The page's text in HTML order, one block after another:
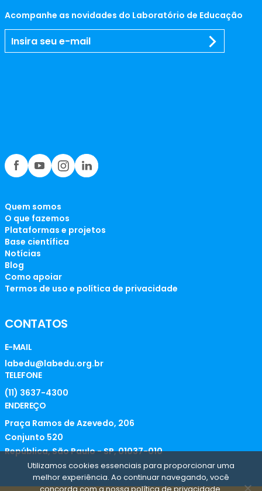
Acompanhe as novidades do Laboratório de Educação
Quem somos
O que fazemos
Plataformas e projetos
Base científica
Notícias
Blog
Como apoiar
Termos de uso e política de privacidade
CONTATOS
E-MAIL
labedu@labedu.org.br
TELEFONE
(11) 3637-4300
ENDEREÇO
Praça Ramos de Azevedo, 206
Conjunto 520
República, São Paulo - SP, 01037-010
Utilizamos cookies essenciais para proporcionar uma
melhor experiência. Ao continuar navegando, você